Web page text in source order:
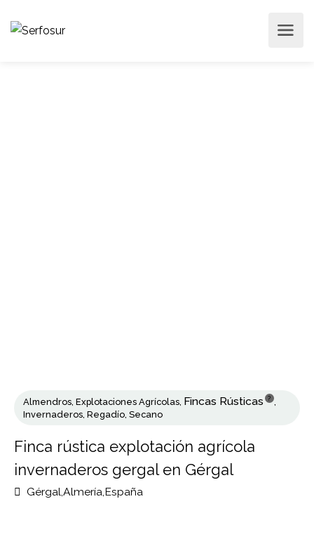
Invernaderos,Regadío,Secano
Finca rústica explotación agrícola